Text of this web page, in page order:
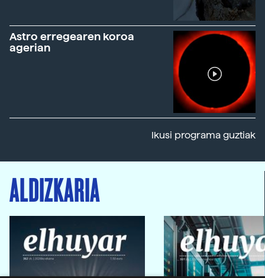
Astro erregearen koroa
agerian
Ikusi programa guztiak
ALDIZKARIA